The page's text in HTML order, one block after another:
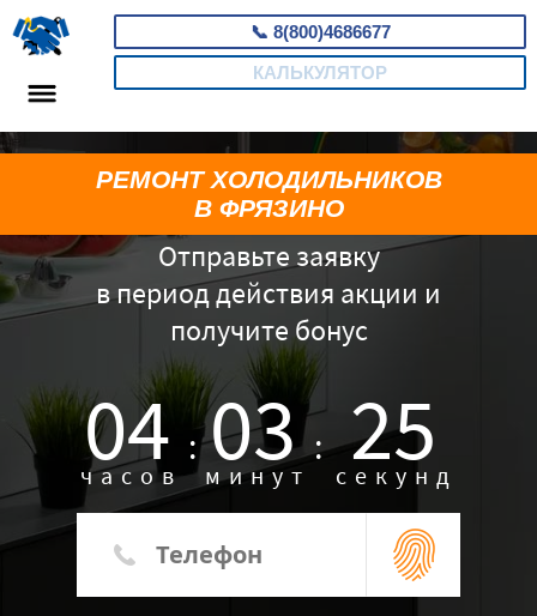
📞 8(800)4686677
КАЛЬКУЛЯТОР
Отправьте заявку
в период действия акции и
получите бонус
04 :
часов 03 :
минут 24
секунд
РЕМОНТ ХОЛОДИЛЬНИКОВ
В ФРЯЗИНО